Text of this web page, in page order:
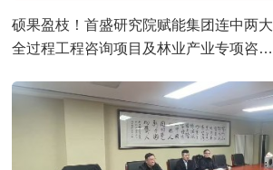
硕果盈枝！首盛研究院赋能集团连中两大
全过程工程咨询项目及林业产业专项咨询